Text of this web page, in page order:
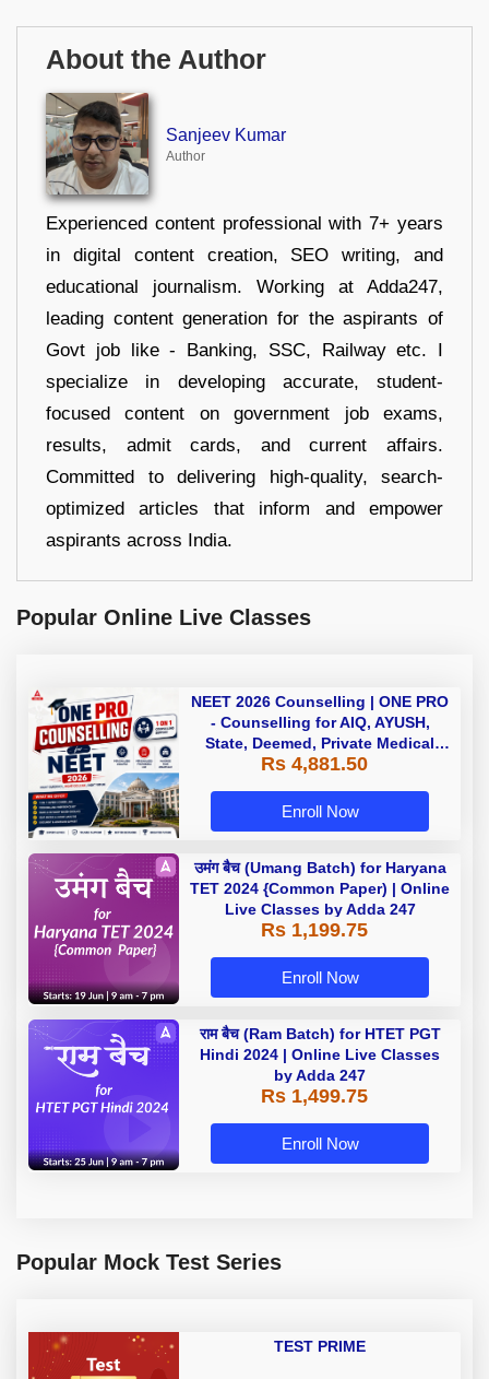
About the Author
Sanjeev Kumar
Author
Experienced content professional with 7+ years
in digital content creation, SEO writing, and
educational journalism. Working at Adda247,
leading content generation for the aspirants of
Govt job like - Banking, SSC, Railway etc. I
specialize in developing accurate, student-
focused content on government job exams,
results, admit cards, and current affairs.
Committed to delivering high-quality, search-
optimized articles that inform and empower
aspirants across India.
Popular Online Live Classes
NEET 2026 Counselling | ONE PRO
- Counselling for AIQ, AYUSH,
State, Deemed, Private Medical
Colleges
Rs 4,881.50
Enroll Now
उमंग बैच (Umang Batch) for Haryana
TET 2024 {Common Paper) | Online
Live Classes by Adda 247
Rs 1,199.75
Enroll Now
राम बैच (Ram Batch) for HTET PGT
Hindi 2024 | Online Live Classes
by Adda 247
Rs 1,499.75
Enroll Now
Popular Mock Test Series
TEST PRIME